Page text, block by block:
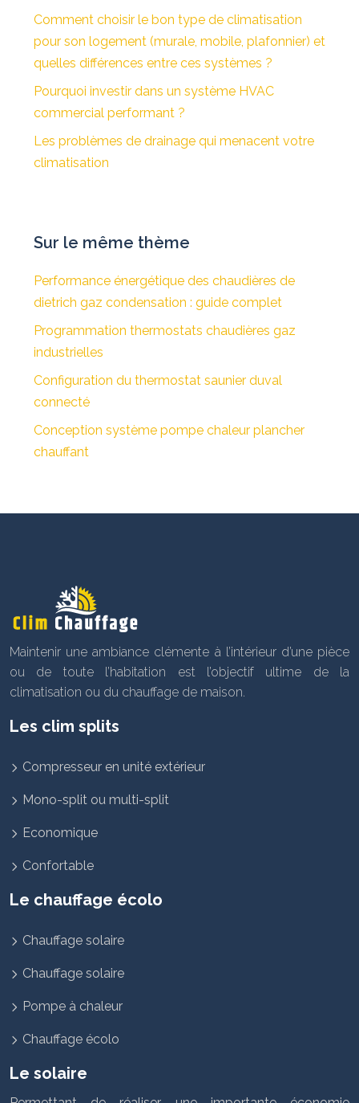
Comment choisir le bon type de climatisation
pour son logement (murale, mobile, plafonnier) et
quelles différences entre ces systèmes ?
Pourquoi investir dans un système HVAC
commercial performant ?
Les problèmes de drainage qui menacent votre
climatisation
Sur le même thème
Performance énergétique des chaudières de
dietrich gaz condensation : guide complet
Programmation thermostats chaudières gaz
industrielles
Configuration du thermostat saunier duval
connecté
Conception système pompe chaleur plancher
chauffant
Maintenir une ambiance clémente à l’intérieur d’une pièce
ou de toute l’habitation est l’objectif ultime de la
climatisation ou du chauffage de maison.
Les clim splits
Compresseur en unité extérieur
Mono-split ou multi-split
Economique
Confortable
Le chauffage écolo
Chauffage solaire
Chauffage solaire
Pompe à chaleur
Chauffage écolo
Le solaire